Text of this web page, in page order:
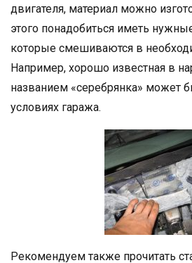
двигателя, материал можно
этого понадобиться иметь
которые смешиваются в
Например, хорошо известная в
названием «серебрянка» может
условиях гаража.
Рекомендуем также прочитать